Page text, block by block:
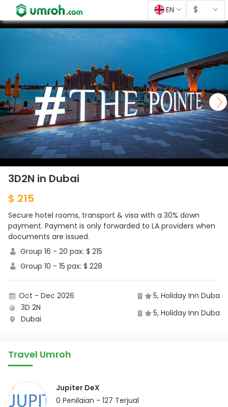
EN $
3D2N in Dubai
$ 215
Secure hotel rooms, transport & visa with a 30% down
payment. Payment is only forwarded to LA providers when
documents are issued.
Group 16 - 20 pax: $ 215
Group 10 - 15 pax: $ 228
Oct - Dec 2026
3D 2N
Dubai
5, Holiday Inn Duba
5, Holiday Inn Duba
Travel Umroh
Jupiter DeX
0 Penilaian - 127 Terjual